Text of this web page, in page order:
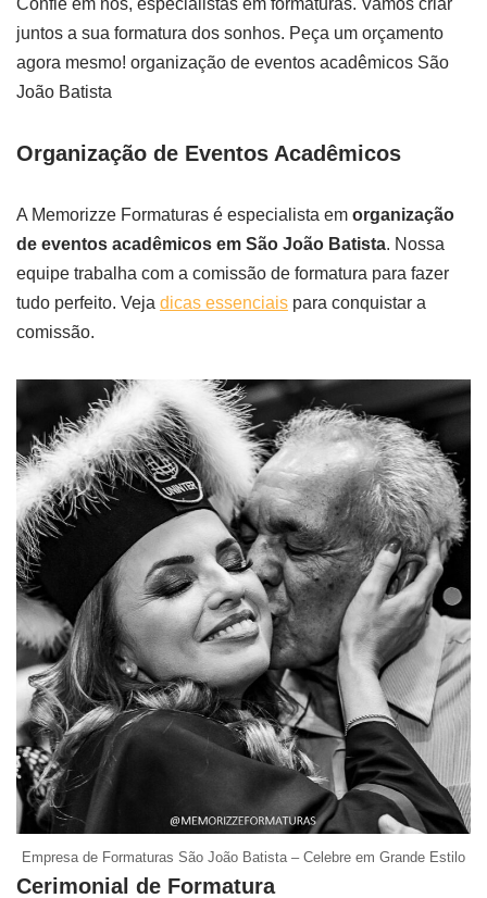
juntos a sua formatura dos sonhos. Peça um orçamento
agora mesmo! organização de eventos acadêmicos São
João Batista
Organização de Eventos Acadêmicos
A Memorizze Formaturas é especialista em organização
de eventos acadêmicos em São João Batista. Nossa
equipe trabalha com a comissão de formatura para fazer
tudo perfeito. Veja dicas essenciais para conquistar a
comissão.
Empresa de Formaturas São João Batista – Celebre em Grande Estilo
Cerimonial de Formatura